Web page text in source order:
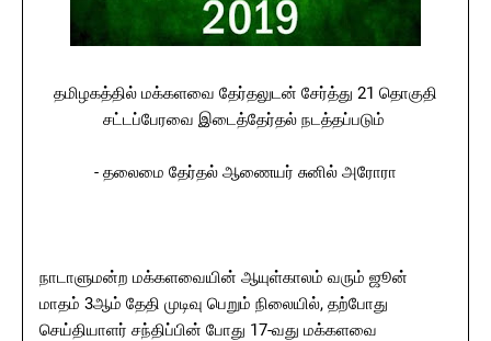
தமிழகத்தில் மக்களவை தேர்தலுடன் சேர்த்து 21 தொகுதி
சட்டப்பேரவை இடைத்தேர்தல் நடத்தப்படும்
- தலைமை தேர்தல் ஆணையர் சுனில் அரோரா
நாடாளுமன்ற மக்களவையின் ஆயுள்காலம் வரும் ஜூன்
மாதம் 3ஆம் தேதி முடிவு பெறும் நிலையில், தற்போது
செய்தியாளர் சந்திப்பின் போது 17-வது மக்களவை